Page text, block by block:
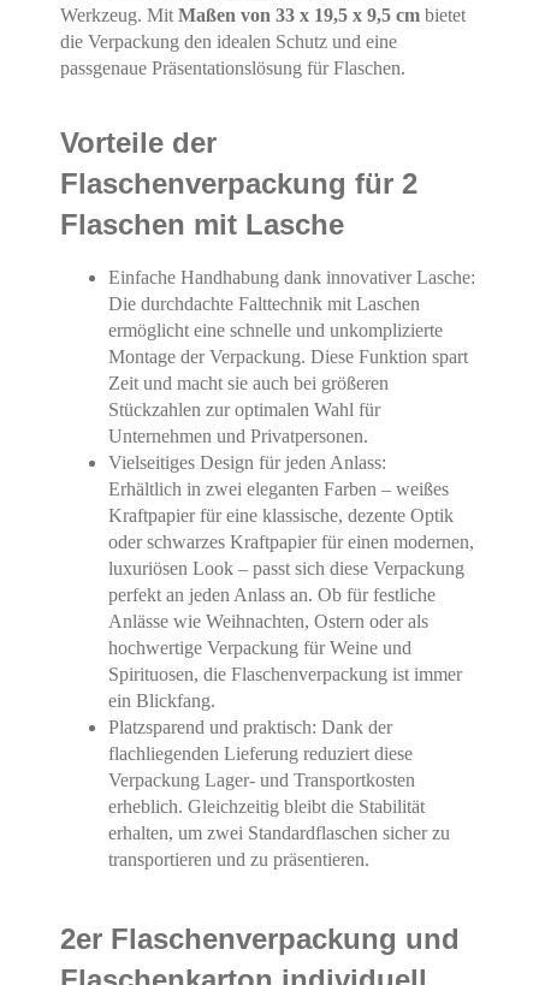
Werkzeug. Mit Maßen von 33 x 19,5 x 9,5 cm bietet
die Verpackung den idealen Schutz und eine
passgenaue Präsentationslösung für Flaschen.
Vorteile der
Flaschenverpackung für 2
Flaschen mit Lasche
Einfache Handhabung dank innovativer Lasche:
Die durchdachte Falttechnik mit Laschen
ermöglicht eine schnelle und unkomplizierte
Montage der Verpackung. Diese Funktion spart
Zeit und macht sie auch bei größeren
Stückzahlen zur optimalen Wahl für
Unternehmen und Privatpersonen.
Vielseitiges Design für jeden Anlass:
Erhältlich in zwei eleganten Farben – weißes
Kraftpapier für eine klassische, dezente Optik
oder schwarzes Kraftpapier für einen modernen,
luxuriösen Look – passt sich diese Verpackung
perfekt an jeden Anlass an. Ob für festliche
Anlässe wie Weihnachten, Ostern oder als
hochwertige Verpackung für Weine und
Spirituosen, die Flaschenverpackung ist immer
ein Blickfang.
Platzsparend und praktisch: Dank der
flachliegenden Lieferung reduziert diese
Verpackung Lager- und Transportkosten
erheblich. Gleichzeitig bleibt die Stabilität
erhalten, um zwei Standardflaschen sicher zu
transportieren und zu präsentieren.
2er Flaschenverpackung und